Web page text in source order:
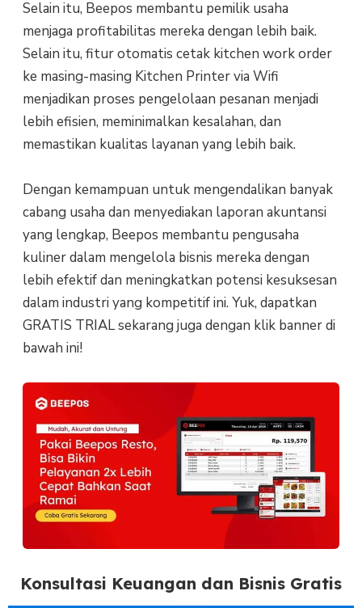
Selain itu, Beepos membantu pemilik usaha
menjaga profitabilitas mereka dengan lebih baik.
Selain itu, fitur otomatis cetak kitchen work order
ke masing-masing Kitchen Printer via Wifi
menjadikan proses pengelolaan pesanan menjadi
lebih efisien, meminimalkan kesalahan, dan
memastikan kualitas layanan yang lebih baik.
Dengan kemampuan untuk mengendalikan banyak
cabang usaha dan menyediakan laporan akuntansi
yang lengkap, Beepos membantu pengusaha
kuliner dalam mengelola bisnis mereka dengan
lebih efektif dan meningkatkan potensi kesuksesan
dalam industri yang kompetitif ini. Yuk, dapatkan
GRATIS TRIAL sekarang juga dengan klik banner di
bawah ini!
Konsultasi Keuangan dan Bisnis Gratis